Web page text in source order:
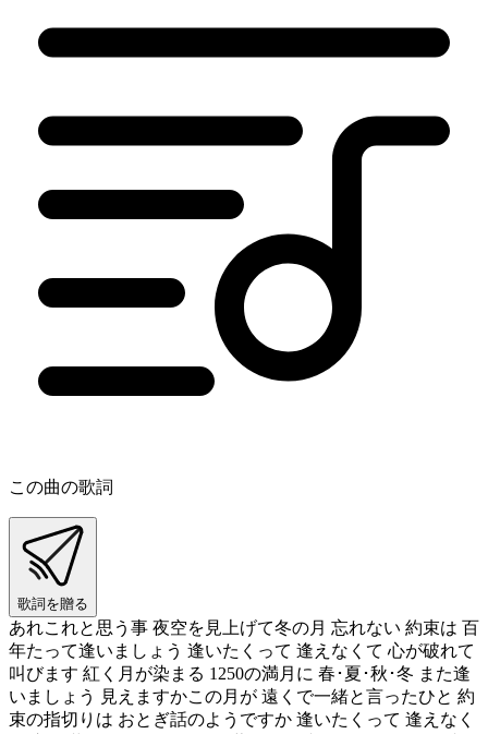
この曲の歌詞
歌詞を贈る
あれこれと思う事 夜空を見上げて冬の月 忘れない 約束は 百
年たって逢いましょう 逢いたくって 逢えなくて 心が破れて
叫びます 紅く月が染まる 1250の満月に 春･夏･秋･冬 また逢
いましょう 見えますかこの月が 遠くで一緒と言ったひと 約
束の指切りは おとぎ話のようですか 逢いたくって 逢えなく